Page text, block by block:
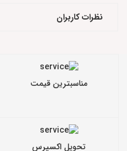
نظرات کاربران
مناسبترین قیمت
تحویل اکسپرس